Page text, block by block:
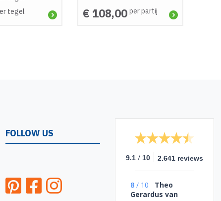
tegel € 108,00 per partij
FOLLOW US
9.1 / 10 2.641 reviews
8 / 10
Theo
Gerardus van